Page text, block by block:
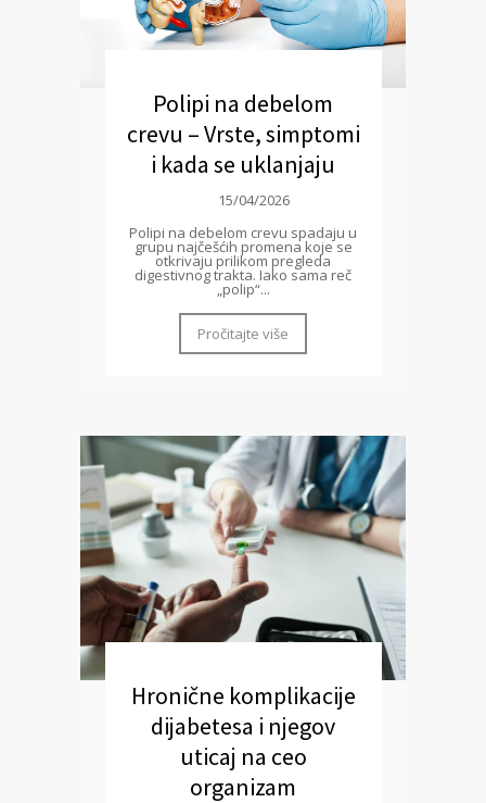
Polipi na debelom
crevu – Vrste, simptomi
i kada se uklanjaju
15/04/2026
Polipi na debelom crevu spadaju u
grupu najčešćih promena koje se
otkrivaju prilikom pregleda
digestivnog trakta. Iako sama reč
„polip“...
Pročitajte više
Hronične komplikacije
dijabetesa i njegov
uticaj na ceo
organizam